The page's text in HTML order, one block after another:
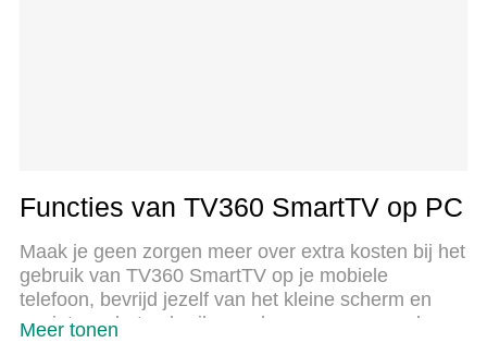
Functies van TV360 SmartTV op PC
Maak je geen zorgen meer over extra kosten bij het
gebruik van TV360 SmartTV op je mobiele
telefoon, bevrijd jezelf van het kleine scherm en
geniet van het gebruik van de app op een veel
Meer tonen